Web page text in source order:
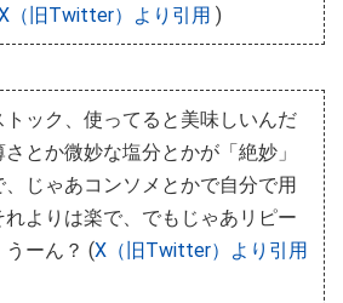
（旧Twitter）より引用 )
ック、使ってると美味しいんだ
とか微妙な塩分とかが「絶妙」
じゃあコンソメとかで自分で用
よりは楽で、でもじゃあリピー
うーん？ (X（旧Twitter）より引用